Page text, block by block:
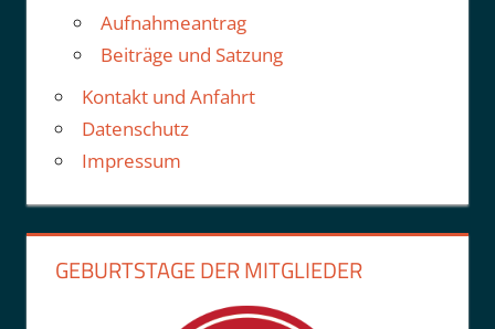
Aufnahmeantrag
Beiträge und Satzung
Kontakt und Anfahrt
Datenschutz
Impressum
GEBURTSTAGE DER MITGLIEDER